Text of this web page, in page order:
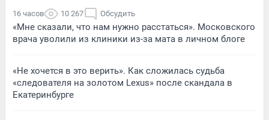
16 часов 10 267 Обсудить
«Мне сказали, что нам нужно расстаться». Московского
врача уволили из клиники из-за мата в личном блоге
«Не хочется в это верить». Как сложилась судьба
«следователя на золотом Lexus» после скандала в
Екатеринбурге